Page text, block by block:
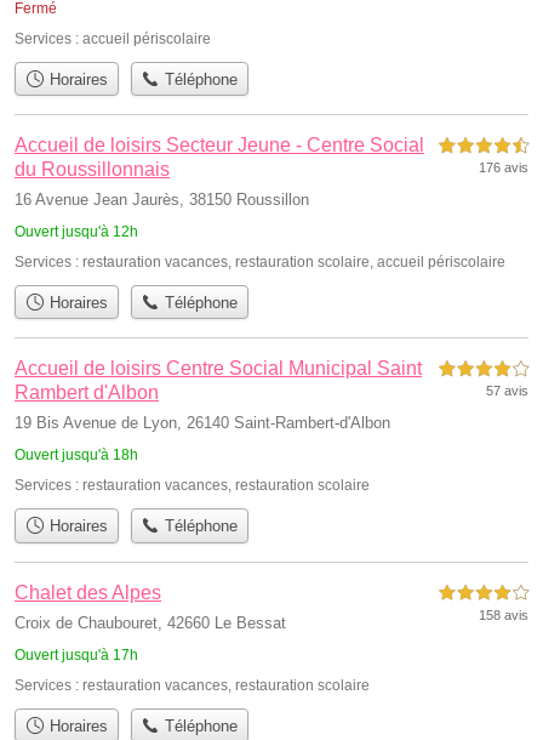
Fermé
Services : accueil périscolaire
Horaires Téléphone
Accueil de loisirs Secteur Jeune - Centre Social
du Roussillonnais
16 Avenue Jean Jaurès, 38150 Roussillon
Ouvert jusqu'à 12h
4,5 étoiles sur 5
176 avis
Services : restauration vacances, restauration scolaire, accueil périscolaire
Horaires Téléphone
Accueil de loisirs Centre Social Municipal Saint
Rambert d'Albon
19 Bis Avenue de Lyon, 26140 Saint-Rambert-d'Albon
Ouvert jusqu'à 18h
4,0 étoiles sur 5
57 avis
Services : restauration vacances, restauration scolaire
Horaires Téléphone
Chalet des Alpes
Croix de Chaubouret, 42660 Le Bessat
Ouvert jusqu'à 17h
4,0 étoiles sur 5
158 avis
Services : restauration vacances restauration scolaire
Horaires Téléphone